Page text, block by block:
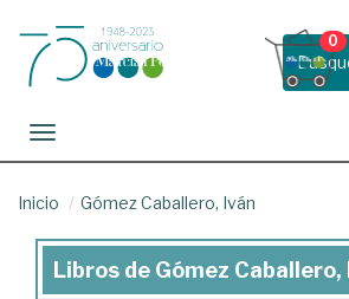
0
Toggle navigation
Inicio Gómez Caballero, Iván
Libros
Libros de Gómez Caballero,